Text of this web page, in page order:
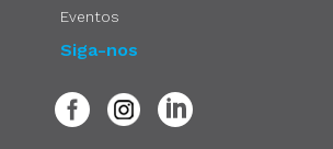
Eventos
Siga-nos